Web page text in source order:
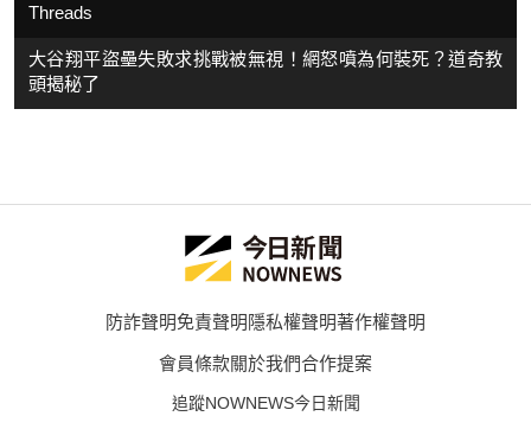
Threads
大谷翔平盜壘失敗求挑戰被無視！網怒噴為何裝死？道奇教
頭揭秘了
防詐聲明免責聲明隱私權聲明著作權聲明
會員條款關於我們合作提案
追蹤NOWNEWS今日新聞